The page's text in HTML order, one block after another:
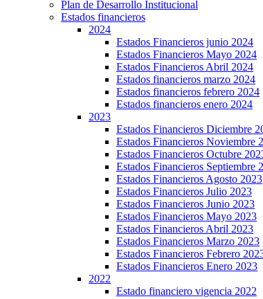
Plan de Desarrollo Institucional
Estados financieros
2024
Estados Financieros junio 2024
Estados Financieros Mayo 2024
Estados Financieros Abril 2024
Estados financieros marzo 2024
Estados financieros febrero 2024
Estados financieros enero 2024
2023
Estados Financieros Diciembre
Estados Financieros Noviembre
Estados Financieros Octubre
Estados Financieros Septiembre
Estados Financieros Agosto 2023
Estados Financieros Julio 2023
Estados Financieros Junio 2023
Estados Financieros Mayo 2023
Estados Financieros Abril 2023
Estados Financieros Marzo 2023
Estados Financieros Febrero
Estados Financieros Enero 2023
2022
Estado financiero vigencia 2022